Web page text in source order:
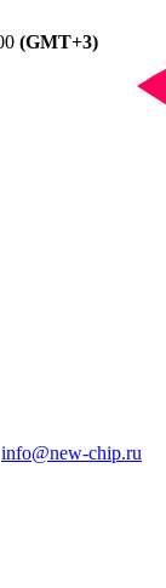
(GMT+3)
info@new-chip.ru